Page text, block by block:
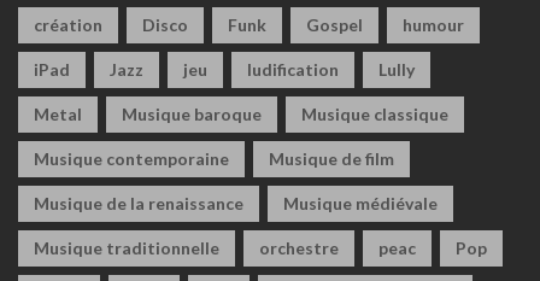
création Disco Funk Gospel humour
iPad Jazz jeu ludification Lully
Metal Musique baroque Musique classique
Musique contemporaine Musique de film
Musique de la renaissance Musique médiévale
Musique traditionnelle orchestre peac Pop